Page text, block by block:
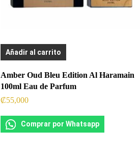
Añadir al carrito
Amber Oud Bleu Edition Al Haramain
100ml Eau de Parfum
₡55,000
Comprar por Whatsapp